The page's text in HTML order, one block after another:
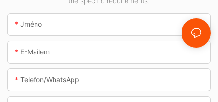
Jméno
E-Mailem
Telefon/whatsApp